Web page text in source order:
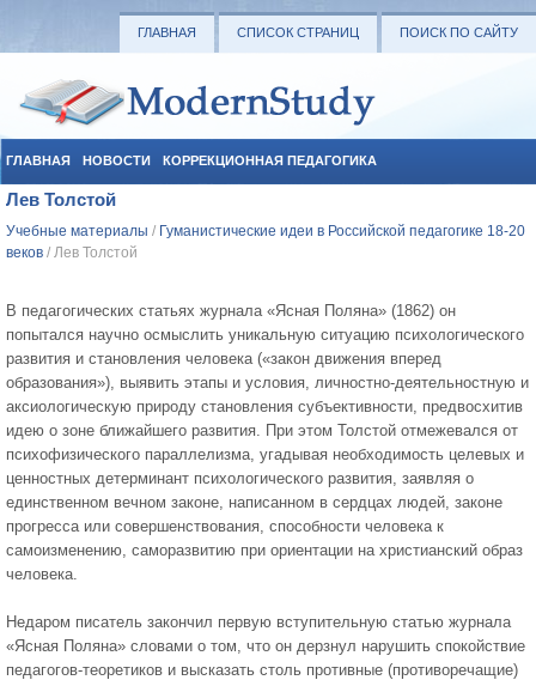
ГЛАВНАЯ СПИСОК СТРАНИЦ ПОИСК ПО САЙТУ
ГЛАВНАЯ НОВОСТИ КОРРЕКЦИОННАЯ ПЕДАГОГИКА
СОЦИАЛЬНАЯ ПЕДАГОГИКА
Лев Толстой
Учебные материалы / Гуманистические идеи в Российской педагогике 18-20
веков / Лев Толстой
В педагогических статьях журнала «Ясная Поляна» (1862) он
попытался научно осмыслить уникальную ситуацию психологического
развития и становления человека («закон движения вперед
образования»), выявить этапы и условия, личностно-деятельностную и
аксиологическую природу становления субъективности, предвосхитив
идею о зоне ближайшего развития. При этом Толстой отмежевался от
психофизического параллелизма, угадывая необходимость целевых и
ценностных детерминант психологического развития, заявляя о
единственном вечном законе, написанном в сердцах людей, законе
прогресса или совершенствования, способности человека к
самоизменению, саморазвитию при ориентации на христианский образ
человека.
Недаром писатель закончил первую вступительную статью журнала
«Ясная Поляна» словами о том, что он дерзнул нарушить спокойствие
педагогов-теоретиков и высказать столь противные (противоречащие)